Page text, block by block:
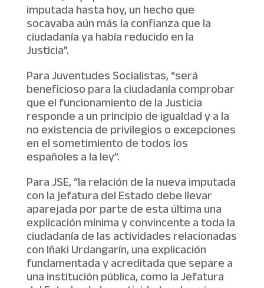
imputada hasta hoy, un hecho que
socavaba aún más la confianza que la
ciudadanía ya había reducido en la
Justicia”.
Para Juventudes Socialistas, “será
beneficioso para la ciudadanía comprobar
que el funcionamiento de la Justicia
responde a un principio de igualdad y a la
no existencia de privilegios o excepciones
en el sometimiento de todos los
españoles a la ley”.
Para JSE, “la relación de la nueva imputada
con la jefatura del Estado debe llevar
aparejada por parte de esta última una
explicación mínima y convincente a toda la
ciudadanía de las actividades relacionadas
con Iñaki Urdangarín, una explicación
fundamentada y acreditada que separe a
una institución pública, como la Jefatura